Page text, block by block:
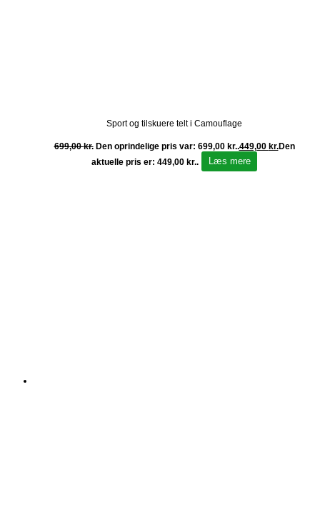
Sport og tilskuere telt i Camouflage
699,00kr. Den oprindelige pris var: 699,00 kr..449,00 kr.Den
aktuelle pris er: 449,00 kr..
Læs mere